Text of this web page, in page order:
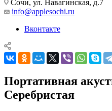
Сочи, ул. Навагинская, д.7
info@applesochi.ru
Вконтакте
Портативная
Серебристая